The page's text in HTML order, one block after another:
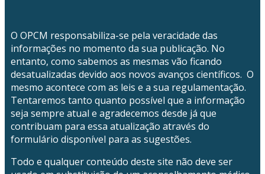
O OPCM responsabiliza-se pela veracidade das
informações no momento da sua publicação. No
entanto, como sabemos as mesmas vão ficando
desatualizadas devido aos novos avanços científicos. O
mesmo acontece com as leis e a sua regulamentação.
Tentaremos tanto quanto possível que a informação
seja sempre atual e agradecemos desde já que
contribuam para essa atualização através do
formulário disponível para as sugestões.
Todo e qualquer conteúdo deste site não deve ser